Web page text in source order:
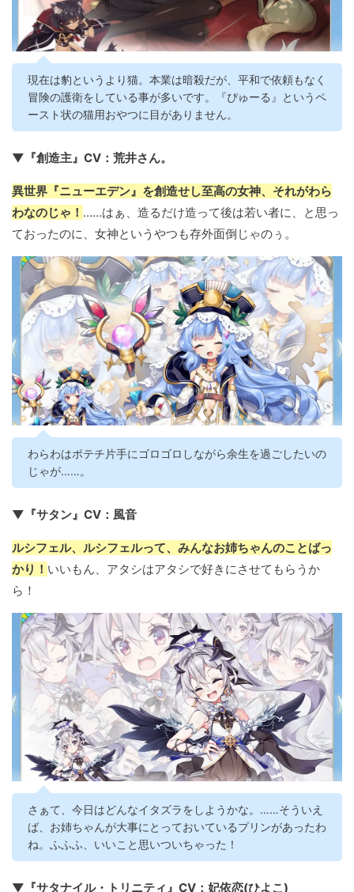
現在は豹というより猫。本業は暗殺だが、平和で依頼もなく
冒険の護衛をしている事が多いです。『ぴゅーる』というペ
ースト状の猫用おやつに目がありません。
▼『創造主』CV：荒井さん。
異世界『ニューエデン』を創造せし至高の女神、それがわら
わなのじゃ！ ……はぁ、造るだけ造って後は若い者に、と思っ
ておったのに、女神というやつも存外面倒じゃのぅ。
わらわはポテチ片手にゴロゴロしながら余生を過ごしたいの
じゃが……。
▼『サタン』CV：風音
ルシフェル、ルシフェルって、みんなお姉ちゃんのことばっ
かり！ いいもん、アタシはアタシで好きにさせてもらうか
ら！
さぁて、今日はどんなイタズラをしようかな。……そういえ
ば、お姉ちゃんが大事にとっておいているプリンがあったわ
ね。ふふふ、いいこと思いついちゃった！
▼『サタナイル・トリニティ』CV：妃依恋(ひよこ)